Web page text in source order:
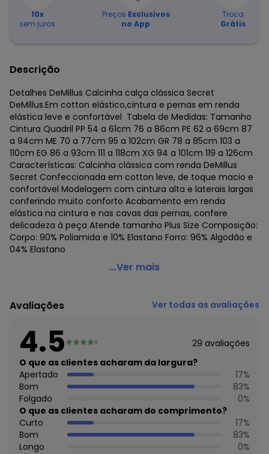
10x
sem juros
Preços Exclusivos
no App
Troca
Grátis
Descrição
Detalhes DeMillus Calcinha calça clássica Secret
DeMillus.Em cotton elástico,cintura e pernas em renda
elástica leve e confortável Tabela de Medidas: Tamanho
Cintura Quadril PP 54 a 61cm 76 a 86cm PE 62 a 69cm 87
a 94cm ME 70 a 77cm 95 a 102cm GR 78 a 85cm 103 a
110cm EG 86 a 93cm 111 a 118cm XG 94 a 101cm 119 a 126cm
Características: Calcinha clássica com renda DeMillus
Secret Confeccionada em cotton leve, de toque macio e
confortável Modelagem com cintura alta e laterais largas
conferindo muito conforto Acabamento em renda
elástica na cintura e nas cavas das pernas, confere
delicadeza à peça Atende tamanho Plus Size Composição:
Corpo: 90% Poliamida e 10% Elastano Forro: 96% Algodão e
04% Elastano
Demillus - Calcinha Alta Secret Demillus 57001
Colecao : BASICO TODO DIA
...Ver mais
Avaliações Ver todas as avaliações
4.5 29 avaliações
O que as clientes acharam da largura?
Apertado
17%
Bom
83%
Folgado
0%
O que as clientes acharam do comprimento?
Curto
17%
Bom
83%
Longo
0%